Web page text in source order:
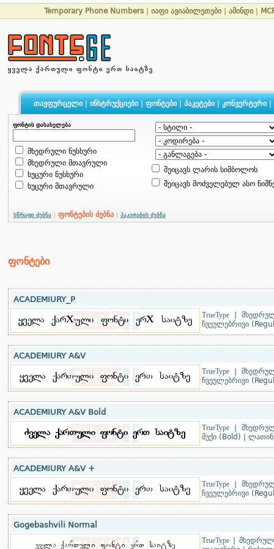
Temporary Phone Numbers იაფი ავიაბილეთები ამინდი
თავფურცელი| ინსტრუქციები| ფონტები| პაკეტები| კონვერტერი|
ფონტის დასახელება
მხედრული ნუსხური
მხედრული მთავრული
ხუცური ნუსხური
ხუცური მთავრული
შეიცავს ლარის სიმბოლოს
შეიცავს მოძველებულ ასო
სწრაფი ძებნა ფონტების ძებნა პაკეტების ძებნა
ფონტები
ACADEMIURY_P
TrueType|
ჩვეულებრივი
ACADEMIURY A&V
TrueType|
ჩვეულებრივი
ACADEMIURY A&V Bold
TrueType|
მუქი (Bold)
ACADEMIURY A&V +
TrueType|
ჩვეულებრივი
Gogebashvili Normal
TrueType|